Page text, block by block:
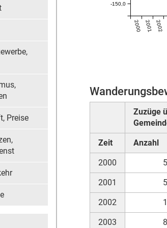
Handwerk
Dienstleistungen
Preise
Preise
Öffentlicher Dienst
Verkehr
2000 2001 2002
-150,0
Zuzüge
Zeit Anzahl
2000 5
2001 5
2002 1
2003 8